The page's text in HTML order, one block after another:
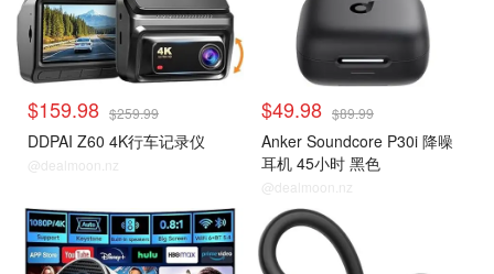
$159.98 $259.99
DDPAI Z60 4K行车记录仪
@dealmoon.nz
$49.98 $89.99
Anker Soundcore P30i 降噪
耳机 45小时 黑色
@dealmoon.nz